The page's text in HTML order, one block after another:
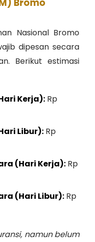
Bromo
Nasional Bromo
dipesan secara
Berikut estimasi
Kerja): Rp
Libur): Rp
(Hari Kerja): Rp
(Hari Libur): Rp
namun belum